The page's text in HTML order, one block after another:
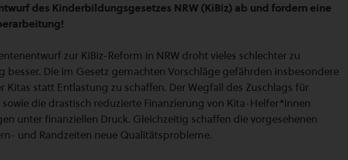
des Kinderbildungsgesetzes NRW (KiBiz) ab und fordern eine
zur KiBiz-Reform in NRW droht vieles schlechter zu
besser. Die im Gesetz gemachten Vorschläge gefährden insbesondere
Kitas statt Entlastung zu schaffen. Der Wegfall des Zuschlags für
die drastisch reduzierte Finanzierung von Kita-Helfer*innen
unter finanziellen Druck. Gleichzeitig schaffen die vorgesehenen
und Randzeiten neue Qualitätsprobleme.